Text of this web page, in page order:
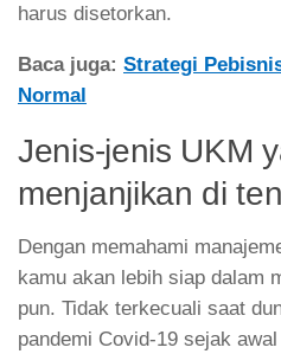
harus disetorkan.
Baca juga: Strategi
Normal
Jenis-jenis UKM
menjanjikan di
Dengan memahami
kamu akan lebih siap dalam
pun. Tidak terkecuali saat
pandemi Covid-19 sejak